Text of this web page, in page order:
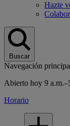
Hazte
Buscar
Navegación
Abierto hoy 9
Horario